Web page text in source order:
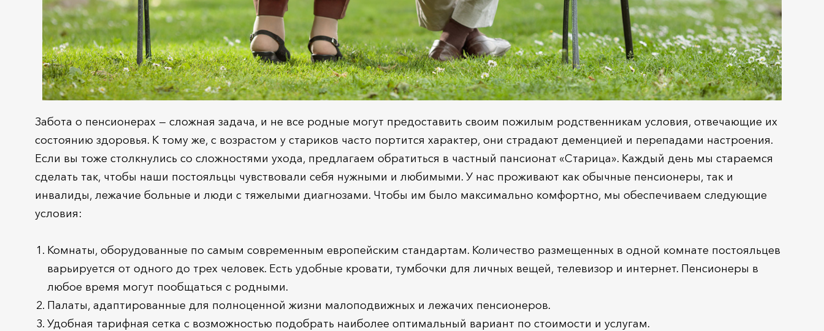
Забота о пенсионерах — сложная задача, и не все родные могут предоставить своим пожилым родственникам условия, отвечающие их
состоянию здоровья. К тому же, с возрастом у стариков часто портится характер, они страдают деменцией и перепадами настроения.
Если вы тоже столкнулись со сложностями ухода, предлагаем обратиться в частный пансионат «Старица». Каждый день мы стараемся
сделать так, чтобы наши постояльцы чувствовали себя нужными и любимыми. У нас проживают как обычные пенсионеры, так и
инвалиды, лежачие больные и люди с тяжелыми диагнозами. Чтобы им было максимально комфортно, мы обеспечиваем следующие
условия:
Комнаты, оборудованные по самым современным европейским стандартам. Количество размещенных в одной комнате постояльцев
варьируется от одного до трех человек. Есть удобные кровати, тумбочки для личных вещей, телевизор и интернет. Пенсионеры в
любое время могут пообщаться с родными.
Палаты, адаптированные для полноценной жизни малоподвижных и лежачих пенсионеров.
Удобная тарифная сетка с возможностью подобрать наиболее оптимальный вариант по стоимости и услугам.